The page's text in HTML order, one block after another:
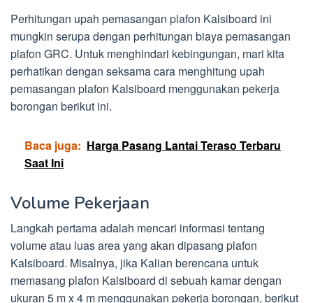
Perhitungan upah pemasangan plafon Kalsiboard ini
mungkin serupa dengan perhitungan biaya pemasangan
plafon GRC. Untuk menghindari kebingungan, mari kita
perhatikan dengan seksama cara menghitung upah
pemasangan plafon Kalsiboard menggunakan pekerja
borongan berikut ini.
Baca juga: Harga Pasang Lantai Teraso Terbaru
Saat Ini
Volume Pekerjaan
Langkah pertama adalah mencari informasi tentang
volume atau luas area yang akan dipasang plafon
Kalsiboard. Misalnya, jika Kalian berencana untuk
memasang plafon Kalsiboard di sebuah kamar dengan
ukuran 5 m x 4 m menggunakan pekerja borongan, berikut